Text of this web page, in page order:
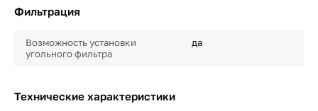
Фильтрация
Возможность установки
угольного фильтра
да
Технические характеристики